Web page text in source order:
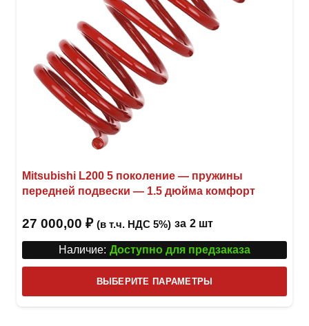
Mitsubishi L200 5 поколение — пружины
передней подвески — 1.5 дюйма комфорт
27 000,00 ₽ (в т.ч. НДС 5%) за 2 шт
Наличие: Доступно для предзаказа
ВЫБЕРИТЕ ПАРАМЕТРЫ
товар